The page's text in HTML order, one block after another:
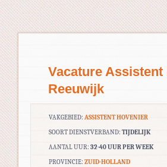
Vacature Assistent
Reeuwijk
VAKGEBIED: ASSISTENT HOVENIER
SOORT DIENSTVERBAND: TIJDELIJK
AANTAL UUR: 32-40 UUR PER WEEK
PROVINCIE: ZUID-HOLLAND